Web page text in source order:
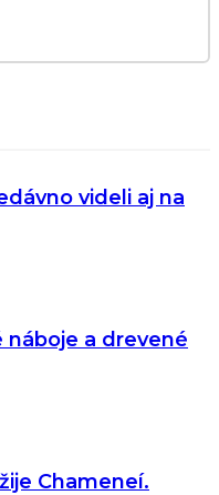
videli aj na
náboje a drevené
Chameneí.